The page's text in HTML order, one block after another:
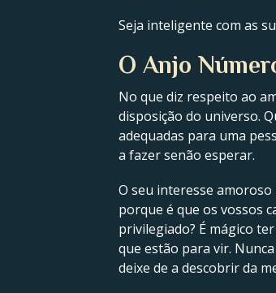
Seja inteligente com as
O Anjo
No que diz respeito ao
disposição do universo.
adequadas para uma
a fazer senão esperar.
O seu interesse
porque é que os vossos
privilegiado? É mágico
que estão para vir.
deixe de a descobrir da